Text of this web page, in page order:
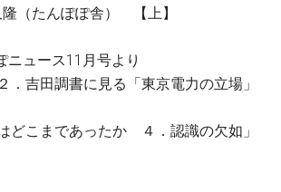
（たんぽぽ舎） 【上】
ース11月号より
吉田調書に見る「東京電力の立場」
どこまであったか ４．認識の欠如」